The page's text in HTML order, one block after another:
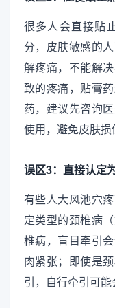
很多人会直接贴
分，皮肤敏感的
解疼痛，不能解
致的疼痛，贴膏
药，建议先咨询
使用，避免皮肤损
误区3：直接认定
有些人大风池穴
定类型的颈椎病
椎病，盲目牵引
肉紧张；即使是
引，自行牵引可能